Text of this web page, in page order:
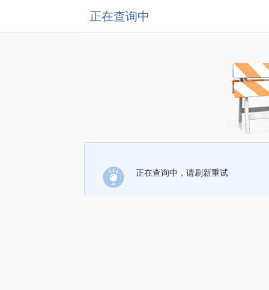
正在查询中
正在查询中，请刷新重试